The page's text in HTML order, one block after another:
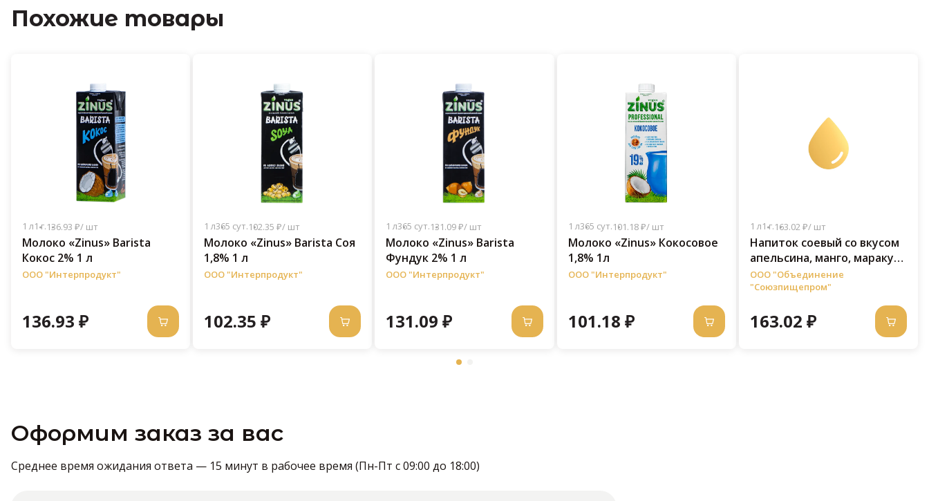
Похожие товары
1 л1 г.136.93 ₽/ шт
Молоко «Zinus» Barista
Кокос 2% 1 л
ООО "Интерпродукт"
136.93 ₽
1 л365 сут.102.35 ₽/ шт
Молоко «Zinus» Barista Соя
1,8% 1 л
ООО "Интерпродукт"
102.35 ₽
1 л365 сут.131.09 ₽/ шт
Молоко «Zinus» Barista
Фундук 2% 1 л
ООО "Интерпродукт"
131.09 ₽
1 л365 сут.101.18 ₽/ шт
Молоко «Zinus» Кокосовое
1,8% 1л
ООО "Интерпродукт"
101.18 ₽
1 л1 г.163.02 ₽/ шт
Напиток cоевый со вкусом
апельсина, манго, маракуи
1 л
ООО "Объединение
"Союзпищепром"
163.02 ₽
Оформим заказ за вас
Среднее время ожидания ответа — 15 минут в рабочее время (Пн-Пт с 09:00 до 18:00)